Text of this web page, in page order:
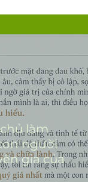
làm
người
gia của